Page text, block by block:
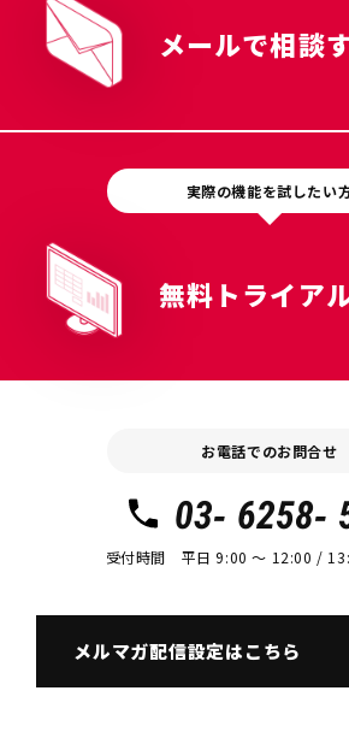
メールで相談
実際の機能を試したい
無料トライア
お電話でのお問合せ
03- 6258-
受付時間 平日 9:00 〜 12:00 /
メルマガ配信設定はこちら